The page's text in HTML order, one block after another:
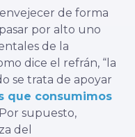
de forma
por alto uno
de la
dice el refrán, “la
se trata de apoyar
que consumimos
supuesto,
del